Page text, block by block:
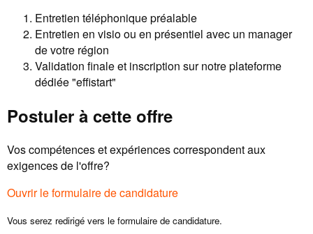
Entretien téléphonique préalable
Entretien en visio ou en présentiel avec un manager
de votre région
Validation finale et inscription sur notre plateforme
dédiée "effistart"
Postuler à cette offre
Vos compétences et expériences correspondent aux
exigences de l'offre?
Ouvrir le formulaire de candidature
Vous serez redirigé vers le formulaire de candidature.